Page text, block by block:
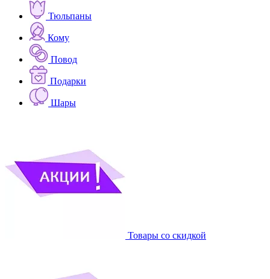
Тюльпаны
Кому
Повод
Подарки
Шары
Товары со скидкой